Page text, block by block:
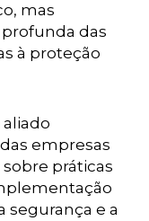
mas
das
à proteção
empresas
práticas
segurança e a